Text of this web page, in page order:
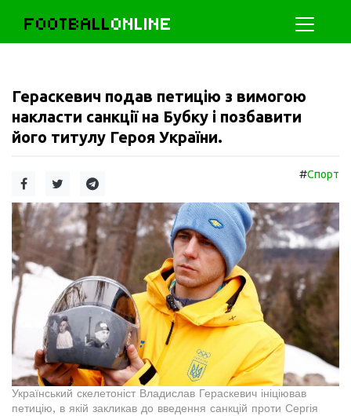
FOOTBALLONLINE
Гераскевич подав петицію з вимогою
накласти санкції на Бубку і позбавити
його титулу Героя України.
#Спорт
Український скелетоніст Владислав Гераскевич ініціював
петицію, в якій закликав до введення санкцій проти Сергія